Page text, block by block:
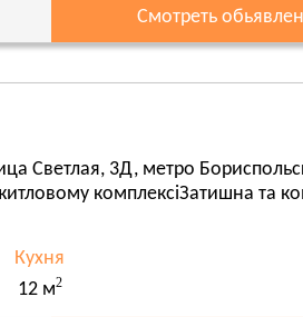
Смотреть
Светлая, 3Д, метро
комплексіЗатишна та
Кухня
12 м2